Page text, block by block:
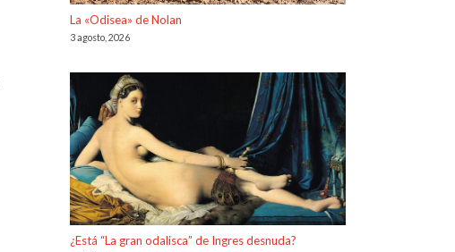
La «Odisea» de Nolan
3 agosto, 2026
¿Está “La gran odalisca” de Ingres desnuda?